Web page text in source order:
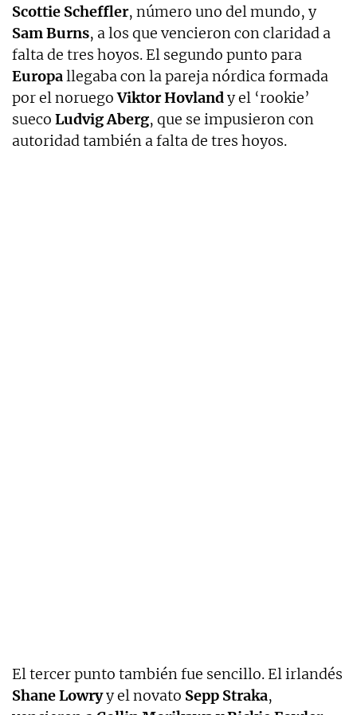
Scottie Scheffler, número uno del mundo, y
Sam Burns, a los que vencieron con claridad a
falta de tres hoyos. El segundo punto para
Europallegaba con la pareja nórdica formada
por el noruegoViktor Hovlandy el ‘rookie’
sueco Ludvig Aberg, que se impusieron con
autoridad también a falta de tres hoyos.
El tercer punto también fue sencillo. El irlandés
Shane Lowryy el novato Sepp Straka,